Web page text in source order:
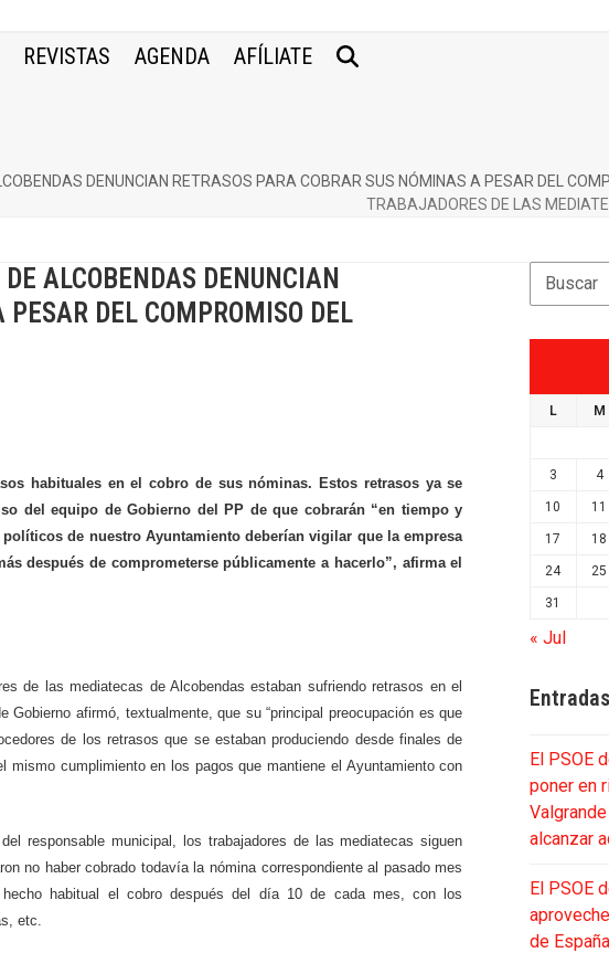
REVISTAS AGENDA AFÍLIATE
DENUNCIAN RETRASOS PARA COBRAR SUS NÓMINAS A PESAR DEL
TRABAJADORES DE LAS
ALCOBENDAS DENUNCIAN
DEL COMPROMISO DEL
habituales en el cobro de sus nóminas. Estos retrasos ya se
del equipo de Gobierno del PP de que cobrarán “en tiempo y
de nuestro Ayuntamiento deberían vigilar que la empresa
después de comprometerse públicamente a hacerlo”, afirma el
de las mediatecas de Alcobendas estaban sufriendo retrasos en el
afirmó, textualmente, que su “principal preocupación es que
de los retrasos que se estaban produciendo desde finales de
cumplimiento en los pagos que mantiene el Ayuntamiento con
responsable municipal, los trabajadores de las mediatecas siguen
no haber cobrado todavía la nómina correspondiente al pasado mes
habitual el cobro después del día 10 de cada mes, con los
etc.
Search
L M
3 4
10 11
17 18
24 25
31
« Jul
El PSOE
poner en
alcanzar
El PSOE
de